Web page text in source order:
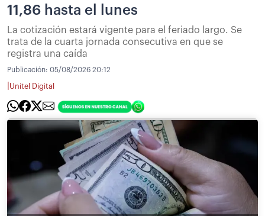
11,86 hasta el lunes
La cotización estará vigente para el feriado largo. Se
trata de la cuarta jornada consecutiva en que se
registra una caída
Publicación: 05/08/2026 20:12
Unitel Digital